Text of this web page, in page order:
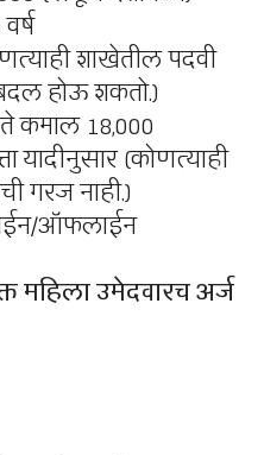
शाखेतील पदवी
होऊ शकतो.)
कमाल 18,000
यादीनुसार (कोणत्याही
गरज नाही.)
ऑफलाईन
महिला उमेदवारच अर्ज